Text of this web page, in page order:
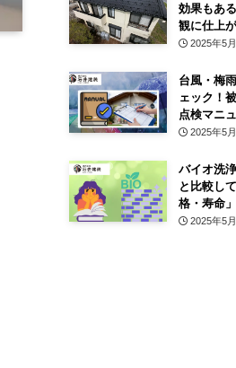
効果もあ
観に仕上
2025年5
台風・梅
ェック！
点検マニ
2025年5
バイオ洗
と比較し
格・寿命
2025年5